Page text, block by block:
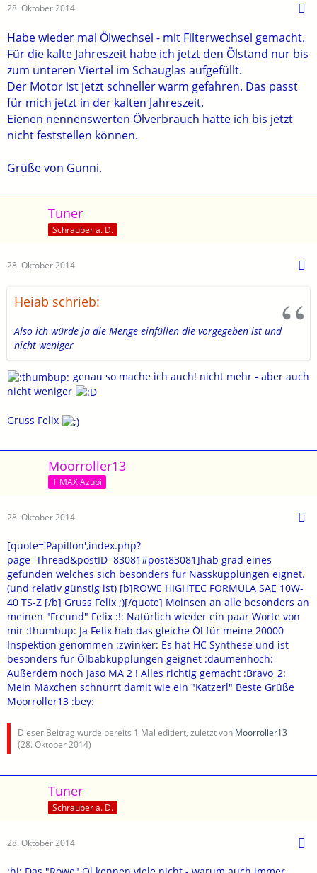
28. Oktober 2014
Habe wieder mal Ölwechsel - mit Filterwechsel gemacht.
Für die kalte Jahreszeit habe ich jetzt den Ölstand nur bis
zum unteren Viertel im Schauglas aufgefüllt.
Der Motor ist jetzt schneller warm gefahren. Das passt
für mich jetzt in der kalten Jahreszeit.
Eienen nennenswerten Ölverbrauch hatte ich bis jetzt
nicht feststellen können.
Grüße von Gunni.
Tuner
Schrauber a. D.
28. Oktober 2014
Heiab schrieb:
Also ich würde ja die Menge einfüllen die vorgegeben ist und
nicht weniger
genau so mache ich auch! nicht mehr - aber auch
nicht weniger
Gruss Felix
Moorroller13
T MAX Azubi
28. Oktober 2014
[quote='Papillon',index.php?
page=Thread&postID=83081#post83081]hab grad eines
gefunden welches sich besonders für Nasskupplungen eignet.
(und relativ günstig ist) [b]ROWE HIGHTEC FORMULA SAE 10W-
40 TS-Z [/b] Gruss Felix ;)[/quote] Moinsen an alle besonders an
meinen "Freund" Felix :!: Natürlich wieder ein paar Worte von
mir :thumbup: Ja Felix hab das gleiche Öl für meine 20000
Inspektion genommen :zwinker: Es hat HC Synthese und ist
besonders für Ölbabkupplungen geignet :daumenhoch:
Außerdem noch Jaso MA 2 ! Alles richtig gemacht :Bravo_2:
Mein Mäxchen schnurrt damit wie ein "Katzerl" Beste Grüße
Moorroller13 :bey:
Dieser Beitrag wurde bereits 1 Mal editiert, zuletzt von Moorroller13
(28. Oktober 2014)
Tuner
Schrauber a. D.
28. Oktober 2014